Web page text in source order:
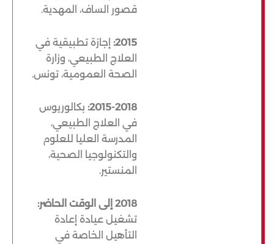
قصور الساف، المهدية.
2015: إجازة تطبيقية في
العلاج الطبيعي، وزارة
الصحة العمومية، تونس.
2015-2018: بكالوريوس
في العلاج الطبيعي،
المدرسة العليا للعلوم
والتكنولوجيا الصحية،
المنستير.
2018 إلى الوقت الحاضر:
تشغيل عيادة إعادة
التأهيل الخاصة في